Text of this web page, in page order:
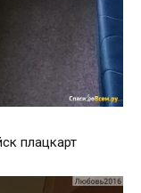
плацкарт